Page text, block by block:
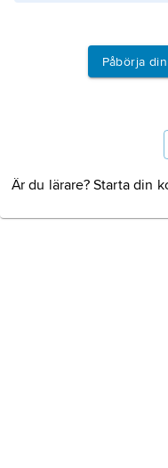
Påbörja
Är du lärare? Starta din